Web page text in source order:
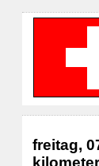
freitag,